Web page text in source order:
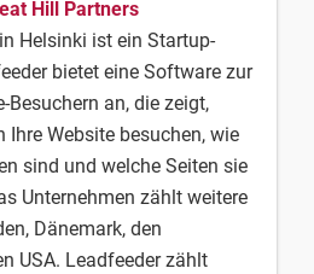
Hill Partners
Helsinki ist ein Startup-
bietet eine Software zur
Besuchern an, die zeigt,
Ihre Website besuchen, wie
sind und welche Seiten sie
Unternehmen zählt weitere
Dänemark, den
USA. Leadfeeder zählt